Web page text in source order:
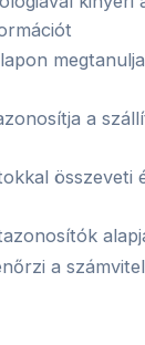
a
összeveti
a